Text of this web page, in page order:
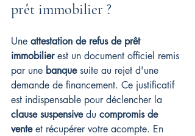
prêt immobilier ?
Une attestation de refus de prêt
immobilier est un document officiel remis
par une banque suite au rejet d'une
demande de financement. Ce justificatif
est indispensable pour déclencher la
clause suspensive du compromis de
vente et récupérer votre acompte. En